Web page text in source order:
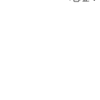
EDI系统和服
下进行交换商
EDI制的水